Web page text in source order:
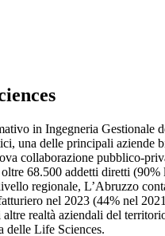
in Ingegneria Gestionale
una delle principali aziende
collaborazione pubblico-
68.500 addetti diretti
regionale, L’Abruzzo
nel 2023 (44% nel
realtà aziendali del
delle Life Sciences.